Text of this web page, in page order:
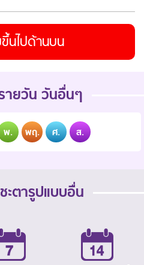
นไปด้านบน
ายวัน วันอื่นๆ
พ. พฤ. ศ. ส.
ะตารูปแบบอื่น